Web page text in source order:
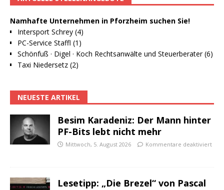
Namhafte Unternehmen in Pforzheim suchen Sie!
Intersport Schrey (4)
PC-Service Staffl (1)
Schönfuß · Digel · Koch Rechtsanwälte und Steuerberater (6)
Taxi Niedersetz (2)
NEUESTE ARTIKEL
Besim Karadeniz: Der Mann hinter
PF-Bits lebt nicht mehr
Mittwoch, 5. August 2026 Kommentare deaktiviert
Lesetipp: „Die Brezel“ von Pascal